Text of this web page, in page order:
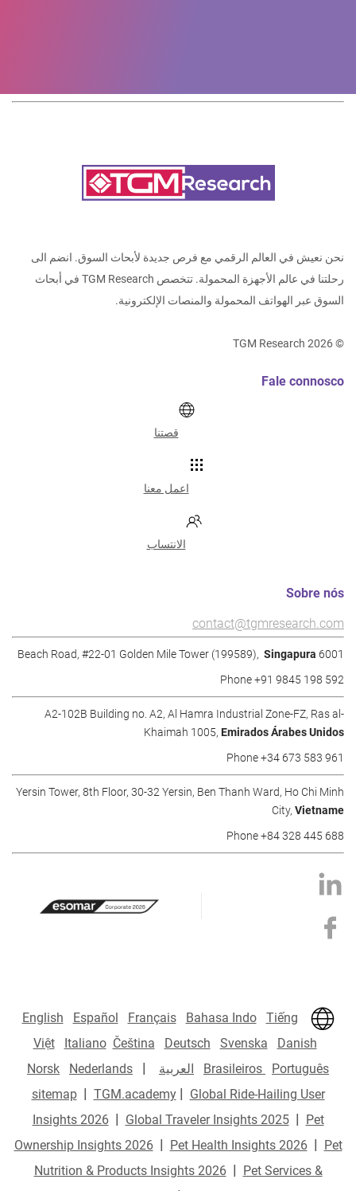
نحن نعيش في العالم الرقمي مع فرص جديدة لأبحاث السوق. انضم الى
رحلتنا في عالم الأجهزة المحمولة. تتخصص TGM Research في أبحاث
السوق عبر الهواتف المحمولة والمنصات الإلكترونية.
©
2026
Fale connosco
قصتنا
اعمل معنا
الانتساب
Sobre nós
contact@tgmresearch.com
6001 Beach Road, #22-01 Golden Mile Tower (199589),
Singapura
Phone +91 9845 198 592
A2-102B Building no. A2, Al Hamra Industrial Zone-FZ, Ras al-
Khaimah 1005, Emirados Árabes Unidos
Phone +34 673 583 961
Yersin Tower, 8th Floor, 30-32 Yersin, Ben Thanh Ward, Ho Chi Minh
City, Vietname
Phone +84 328 445 688
English Español Français Bahasa Indo
Tiếng
Việt
Italiano Čeština Deutsch Svenska
Danish
Brasileiros
Português العربية Norsk Nederlands |
sitemap | TGM.academy | Global Ride-Hailing User
Insights 2026 | Global Traveler Insights 2025 | Pet
Ownership Insights 2026 | Pet Health Insights 2026 | Pet
Nutrition & Products Insights 2026 | Pet Services &